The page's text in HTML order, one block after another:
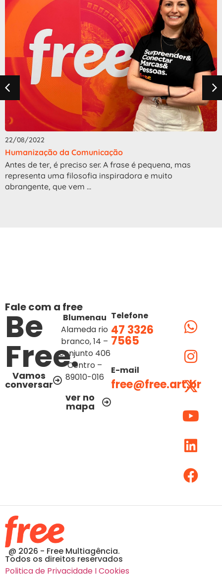
22/08/2022
Humanização da Comunicação
Antes de ter, é preciso ser. A frase é pequena, mas
representa uma filosofia inspiradora e muito
abrangente, que vem ...
Fale com a free
Be
Free.
Vamos
conversar
Blumenau
Alameda rio
branco, 14 –
conjunto 406
Centro –
89010-016
ver no
mapa
Telefone
47 3326
7565
E-mail
free@free.art.br
@ 2026 - Free Multiagência.
Todos os direitos reservados
Politica de Privacidade I Cookies